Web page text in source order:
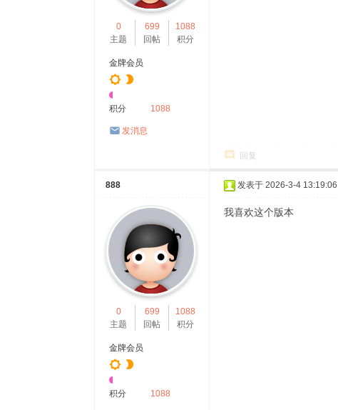
0
主题
699
回帖
1088
积分
金牌会员
积分 1088
发消息
回复
888
0
主题
699
回帖
1088
积分
金牌会员
积分 1088
发表于 2026-3-4 13:19:06
我喜欢这个版本